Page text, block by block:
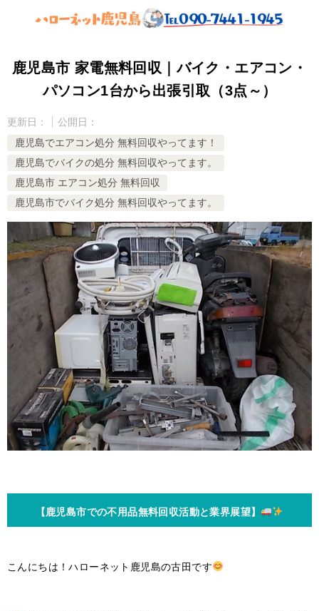
鹿児島市 家電無料回収｜バイク・エアコン・
パソコン1台から出張引取（3点～）
更新日：
公開日：
鹿児島でエアコン処分 無料回収やってます！
鹿児島でバイクの処分 無料回収やってます。
鹿児島市 エアコン処分 無料回収
鹿児島市でバイク処分 無料回収やってます。
【鹿児島市での不用品無料回収活動と業界展望】
こんにちは！ハローネット鹿児島の古田です